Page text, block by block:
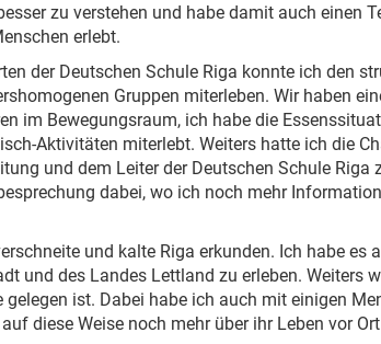
zu verstehen und habe damit auch einen
erlebt.
der Deutschen Schule Riga konnte ich den
Gruppen miterleben. Wir haben
im Bewegungsraum, ich habe die
Aktivitäten miterlebt. Weiters hatte ich die
und dem Leiter der Deutschen Schule Riga
dabei, wo ich noch mehr
und kalte Riga erkunden. Ich habe es
und des Landes Lettland zu erleben. Weiters
ist. Dabei habe ich auch mit einigen
diese Weise noch mehr über ihr Leben vor